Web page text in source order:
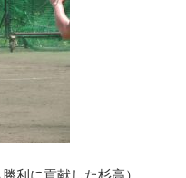
利に貢献した杉高）